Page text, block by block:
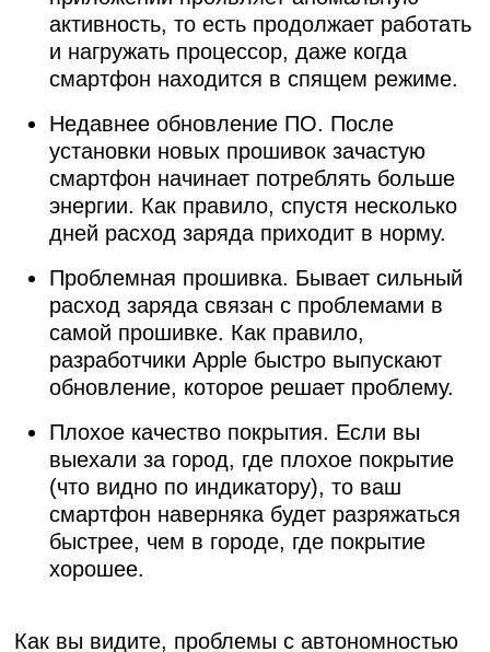
активность, то есть продолжает работать
и нагружать процессор, даже когда
смартфон находится в спящем режиме.
Недавнее обновление ПО. После
установки новых прошивок зачастую
смартфон начинает потреблять больше
энергии. Как правило, спустя несколько
дней расход заряда приходит в норму.
Проблемная прошивка. Бывает сильный
расход заряда связан с проблемами в
самой прошивке. Как правило,
разработчики Apple быстро выпускают
обновление, которое решает проблему.
Плохое качество покрытия. Если вы
выехали за город, где плохое покрытие
(что видно по индикатору), то ваш
смартфон наверняка будет разряжаться
быстрее, чем в городе, где покрытие
хорошее.
Как вы видите, проблемы с автономностью